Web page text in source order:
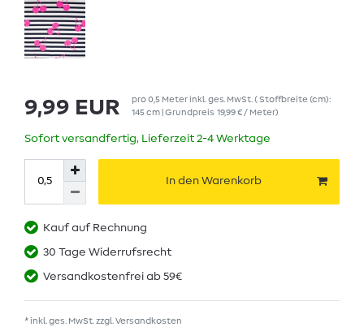
9,99 EUR pro0,5 Meterinkl. ges. MwSt. ( Stoffbreite (cm):
145 cm | Grundpreis 19,99 € / Meter)
Sofort versandfertig, Lieferzeit 2-4 Werktage
In den Warenkorb
Kauf auf Rechnung
30 Tage Widerrufsrecht
Versandkostenfrei ab 59€
* inkl. ges. MwSt. zzgl. Versandkosten